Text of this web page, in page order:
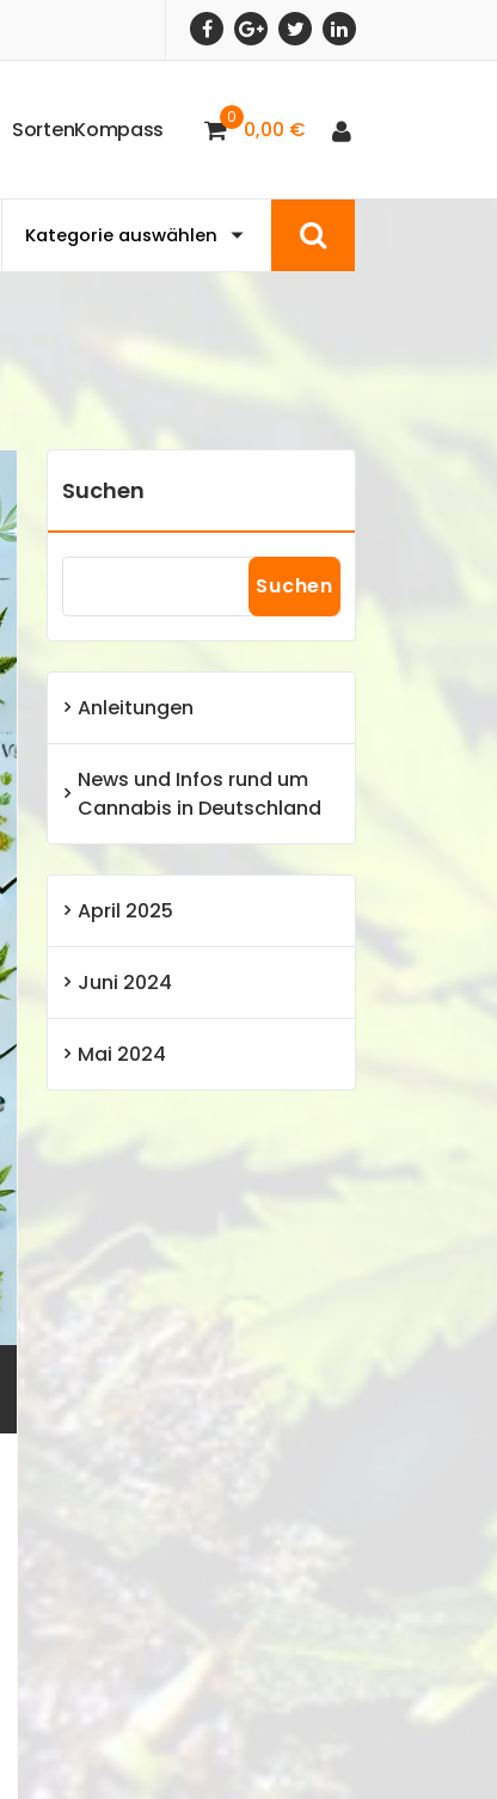
SortenKompass 0 0,00 €
Suchen
Suchen
Anleitungen
News und Infos rund um
Cannabis in Deutschland
April 2025
Juni 2024
Mai 2024